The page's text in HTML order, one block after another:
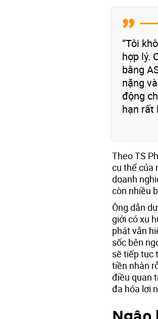
“Tôi
hợp lý.
bằng
nặng
động
hạn rất
Theo TS
cụ thể của
doanh
còn nhiều
Ông dẫn
giới có xu
phát vẫn
sốc bên
sẽ tiếp tục
tiền nhàn
điều quan
đa hóa lợi